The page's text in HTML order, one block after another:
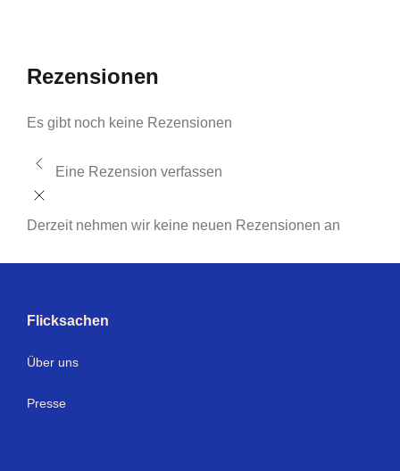
Rezensionen
Es gibt noch keine Rezensionen
Eine Rezension verfassen
Derzeit nehmen wir keine neuen Rezensionen an
Flicksachen
Über uns
Presse